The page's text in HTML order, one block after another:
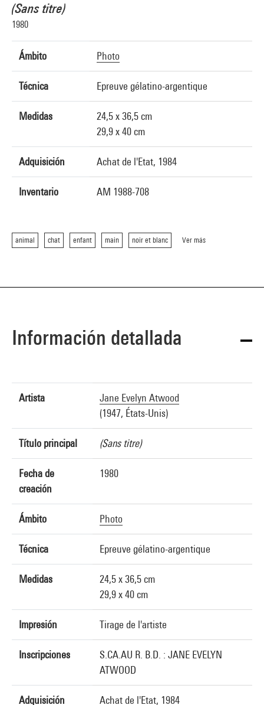
(Sans titre)
1980
Ámbito Photo
Técnica Epreuve gélatino-argentique
Medidas
24,5 x 36,5 cm
29,9 x 40 cm
Adquisición Achat de l'Etat, 1984
Inventario AM 1988-708
animal chat enfant main noir et blanc Ver más
Difusión de la imagen :
Información detallada
Artista
Jane Evelyn Atwood
(1947, États-Unis)
Título principal (Sans titre)
Fecha de
creación
1980
Ámbito Photo
Técnica Epreuve gélatino-argentique
Medidas
24,5 x 36,5 cm
29,9 x 40 cm
Impresión Tirage de l'artiste
Inscripciones
S.CA.AU R. B.D. : JANE EVELYN
ATWOOD
Adquisición Achat de l'Etat, 1984